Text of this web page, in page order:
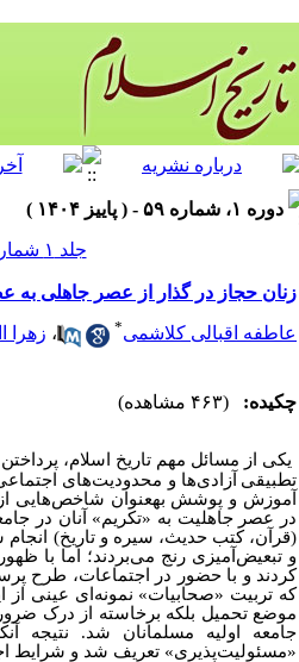
دوره ۱، شماره ۵۹ - ( پاییز ۱۴۰۴ )
جلد ۱ شماره ۵۹ صفحات ۹۷-۷۹
زنان حجاز در گذار از عصر جاهلی به
عاطفه اقبالی کلاشمی* ، زهرا
چکیده: (۴۶۳ مشاهده)
یکی از مسائل مهم تاریخ اسلام،
تطبیقی آزادی‌ها و محدودیت‌های
آموزش و پوشش به­عنوان شاخص‌هایی از
در عصر جاهلیت به «تکریم» آنان در
(قرآن، کتب حدیث، سیره و تاریخ)
و تبعیض‌آمیزی رنج می‌بردند؛ اما با
کردند و با حضور در اجتماعات، طرح
که تربیت «صحابیات» نمونه‌ای عینی از
موضع تحمیل بلکه برخاسته از درک
جامعه اولیه مسلمانان شد. نتیجه
«مسئولیت‌پذیری» تعریف شد و شرایط